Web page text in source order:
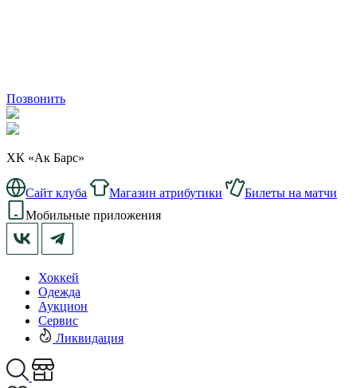
Позвонить
ХК «Ак Барс»
Сайт клуба Магазин атрибутики
Билеты на матчи
Мобильные приложения
Хоккей
Одежда
Аукцион
Сервис
Ликвидация